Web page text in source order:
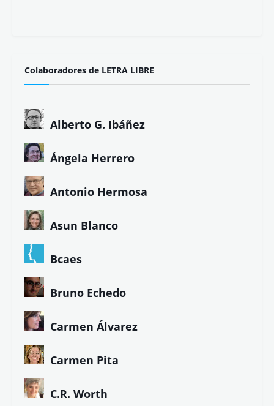
Colaboradores de LETRA LIBRE
Alberto G. Ibáñez
Ángela Herrero
Antonio Hermosa
Asun Blanco
Bcaes
Bruno Echedo
Carmen Álvarez
Carmen Pita
C.R. Worth